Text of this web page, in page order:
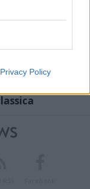
Privacy Policy